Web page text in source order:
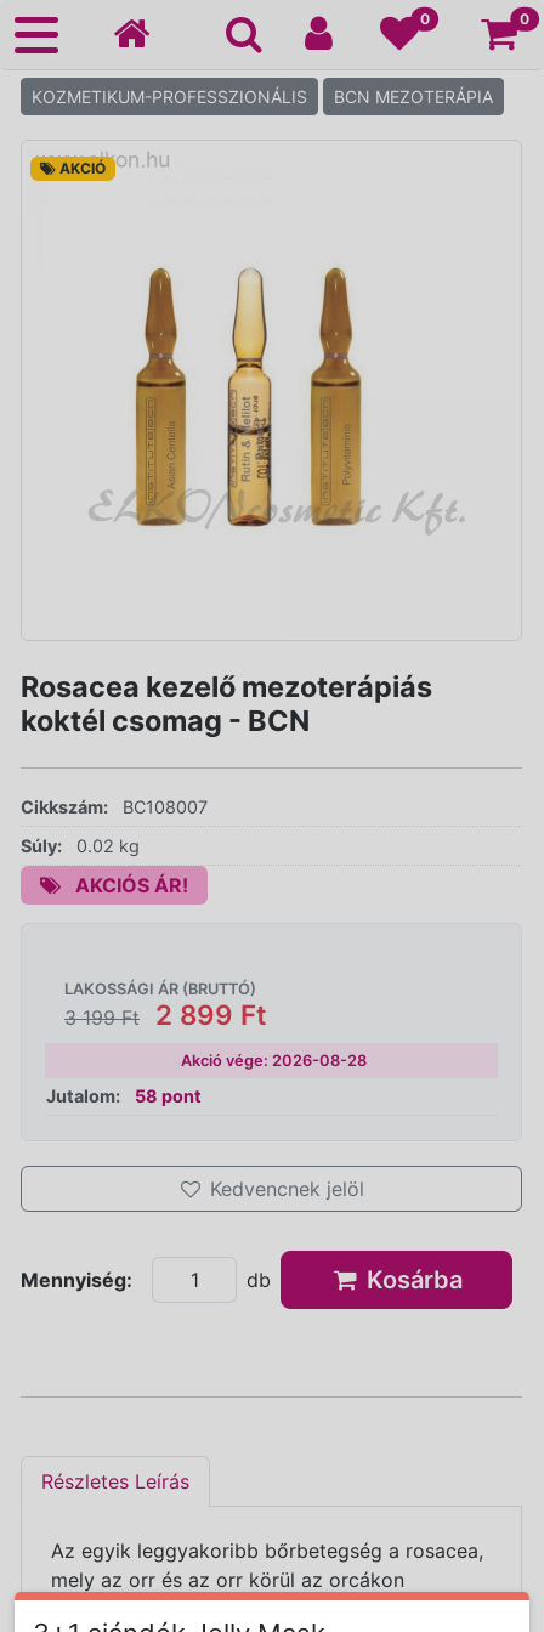
0 0
KOZMETIKUM-PROFESSZIONÁLIS BCN MEZOTERÁPIA
AKCIÓ
Rosacea kezelő mezoterápiás
koktél csomag - BCN
Cikkszám:
BC108007
Súly:
0.02 kg
AKCIÓS ÁR!
LAKOSSÁGI ÁR (BRUTTÓ)
3 199 Ft 2 899 Ft
Akció vége: 2026-08-28
Jutalom: 58 pont
Kedvencnek jelöl
Mennyiség: db Kosárba
Részletes Leírás
Az egyik leggyakoribb bőrbetegség a rosacea,
mely az orr és az orr körül az orcákon
előforduló hajszálerek megjelenését és a bőr